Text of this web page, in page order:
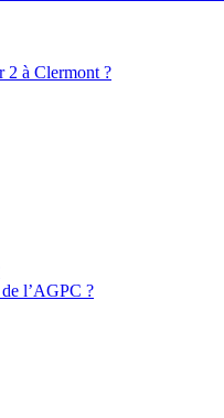
2 à Clermont ?
l’AGPC ?